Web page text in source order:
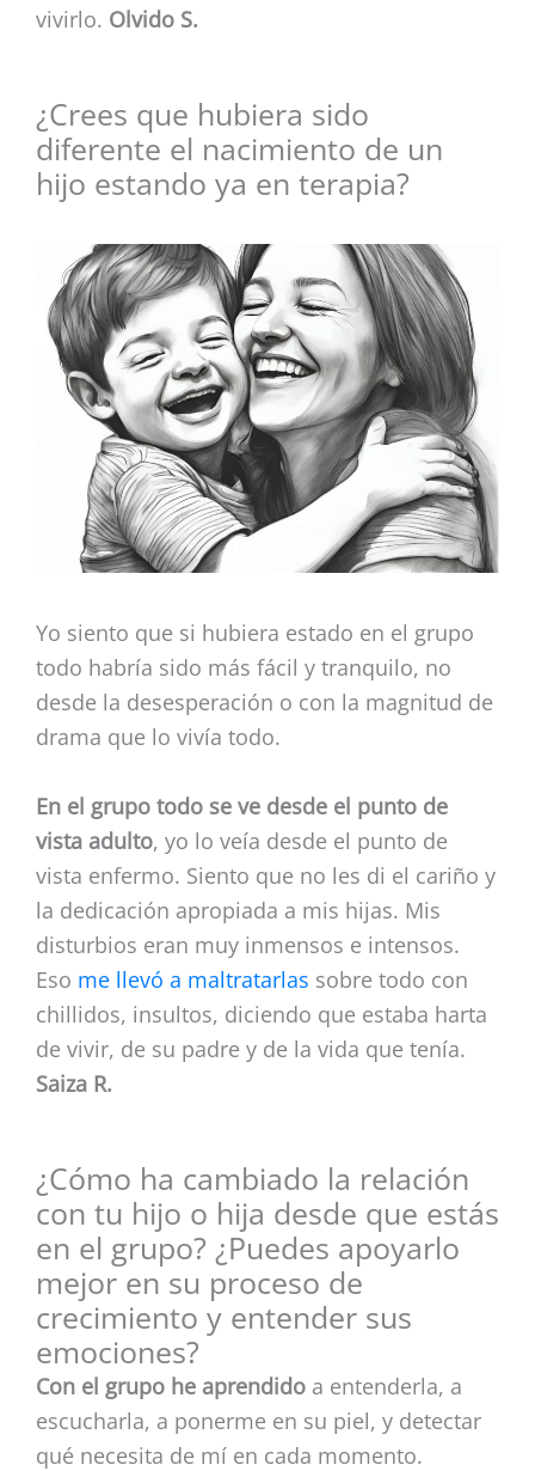
vivirlo. Olvido S.
¿Crees que hubiera sido
diferente el nacimiento de un
hijo estando ya en terapia?
Yo siento que si hubiera estado en el grupo
todo habría sido más fácil y tranquilo, no
desde la desesperación o con la magnitud de
drama que lo vivía todo.
En el grupo todo se ve desde el punto de
vista adulto, yo lo veía desde el punto de
vista enfermo. Siento que no les di el cariño y
la dedicación apropiada a mis hijas. Mis
disturbios eran muy inmensos e intensos.
Eso me llevó a maltratarlas sobre todo con
chillidos, insultos, diciendo que estaba harta
de vivir, de su padre y de la vida que tenía.
Saiza R.
¿Cómo ha cambiado la relación
con tu hijo o hija desde que estás
en el grupo? ¿Puedes apoyarlo
mejor en su proceso de
crecimiento y entender sus
emociones?
Con el grupo he aprendido a entenderla, a
escucharla, a ponerme en su piel, y detectar
qué necesita de mí en cada momento.